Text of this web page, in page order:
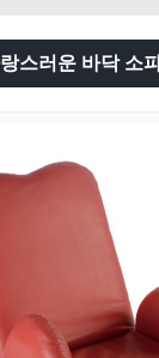
스러운 바닥 소